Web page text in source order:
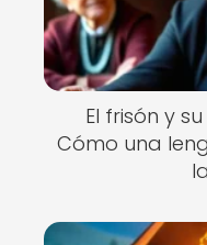
El frisón y
Cómo una